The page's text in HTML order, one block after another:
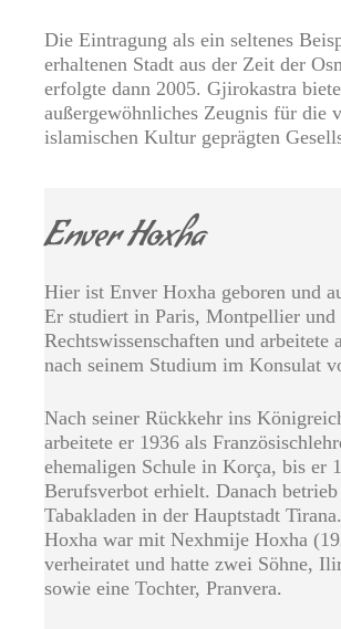
Die Eintragung als ein seltenes
erhaltenen Stadt aus der Zeit der
erfolgte dann 2005. Gjirokastra
außergewöhnliches Zeugnis für die
islamischen Kultur geprägten
Enver Hoxha
Hier ist Enver Hoxha geboren und
Er studiert in Paris, Montpellier und
Rechtswissenschaften und arbeitete
nach seinem Studium im Konsulat
Nach seiner Rückkehr ins
arbeitete er 1936 als
ehemaligen Schule in Korça, bis er
Berufsverbot erhielt. Danach
Tabakladen in der Hauptstadt
Hoxha war mit Nexhmije Hoxha
verheiratet und hatte zwei Söhne,
sowie eine Tochter, Pranvera.